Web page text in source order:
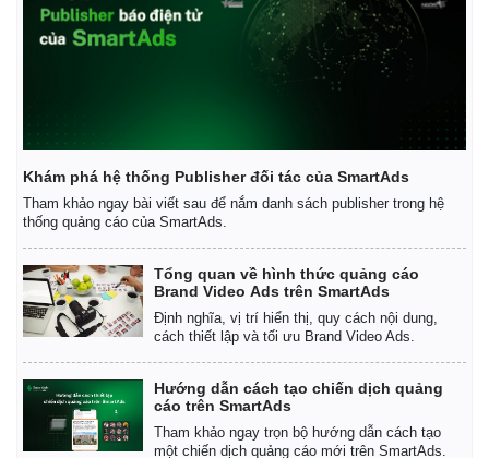
Khám phá hệ thống Publisher đối tác của SmartAds
Tham khảo ngay bài viết sau để nắm danh sách publisher trong hệ
thống quảng cáo của SmartAds.
Tổng quan về hình thức quảng cáo
Brand Video Ads trên SmartAds
Định nghĩa, vị trí hiển thị, quy cách nội dung,
cách thiết lập và tối ưu Brand Video Ads.
Hướng dẫn cách tạo chiến dịch quảng
cáo trên SmartAds
Tham khảo ngay trọn bộ hướng dẫn cách tạo
một chiến dịch quảng cáo mới trên SmartAds.